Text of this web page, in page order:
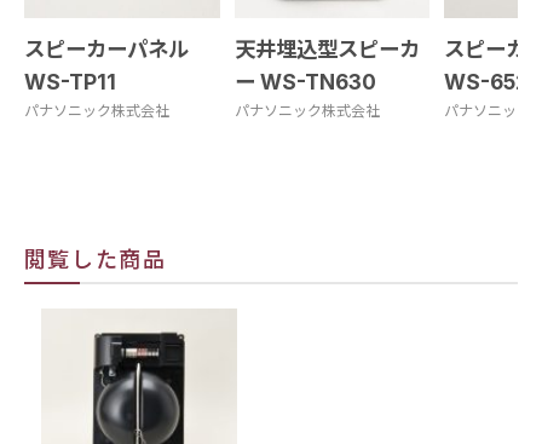
スピーカーパネル
WS-TP11
パナソニック株式会社
天井埋込型スピーカ
ー WS-TN630
パナソニック株式会社
スピーカ
WS-
パナソニック
閲覧した商品